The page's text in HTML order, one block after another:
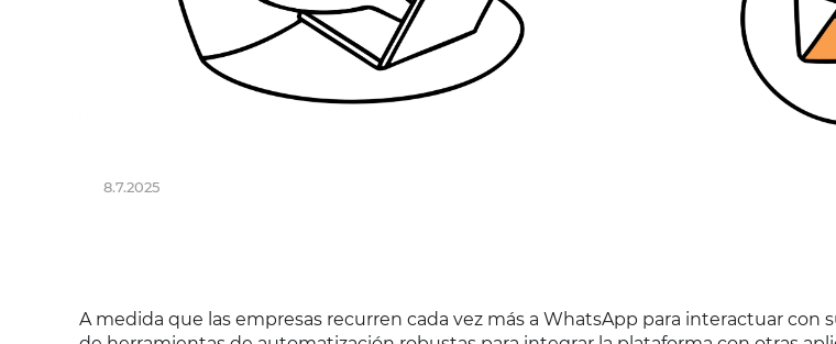
8.7.2025
A medida que las empresas recurren cada vez más a WhatsApp para interactuar con